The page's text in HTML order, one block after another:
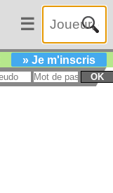
☰
» Je m'inscris
OK